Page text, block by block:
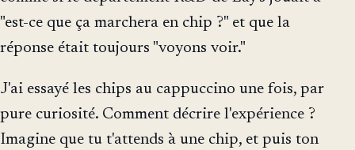
"est-ce que ça marchera en chip ?" et que la
réponse était toujours "voyons voir."
J'ai essayé les chips au cappuccino une fois, par
pure curiosité. Comment décrire l'expérience ?
Imagine que tu t'attends à une chip, et puis ton